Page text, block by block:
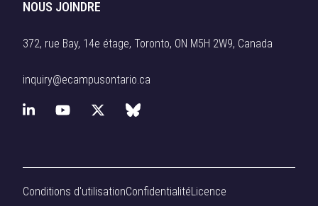
NOUS JOINDRE
372, rue Bay, 14e étage, Toronto, ON M5H 2W9, Canada
inquiry@ecampusontario.ca
L
n
k
Y
u
T
f
o
B
u
e
Conditions d'utilisationConfidentialitéLicence